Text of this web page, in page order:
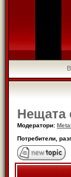
Нещата
Модератори:
Потребители,